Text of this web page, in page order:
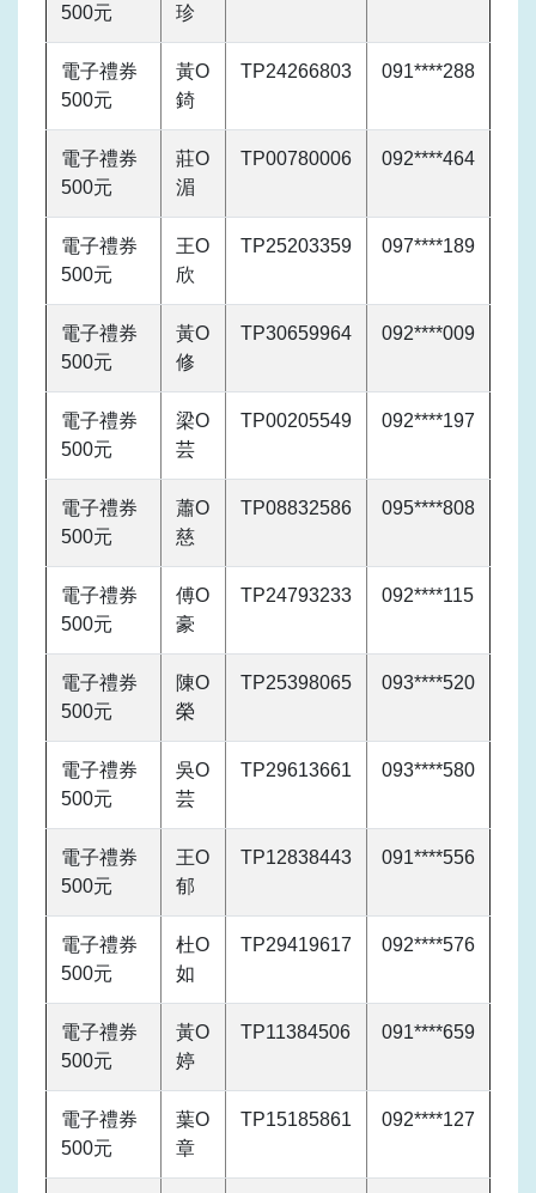
500元
珍
電子禮券
500元
黃O
錡
TP24266803 091****288
電子禮券
500元
莊O
湄
TP00780006 092****464
電子禮券
500元
王O
欣
TP25203359 097****189
電子禮券
500元
黃O
修
TP30659964 092****009
電子禮券
500元
梁O
芸
TP00205549 092****197
電子禮券
500元
蕭O
慈
TP08832586 095****808
電子禮券
500元
傅O
豪
TP24793233 092****115
電子禮券
500元
陳O
榮
TP25398065 093****520
電子禮券
500元
吳O
芸
TP29613661 093****580
電子禮券
500元
王O
郁
TP12838443 091****556
電子禮券
500元
杜O
如
TP29419617 092****576
電子禮券
500元
黃O
婷
TP11384506 091****659
電子禮券
500元
葉O
章
TP15185861 092****127